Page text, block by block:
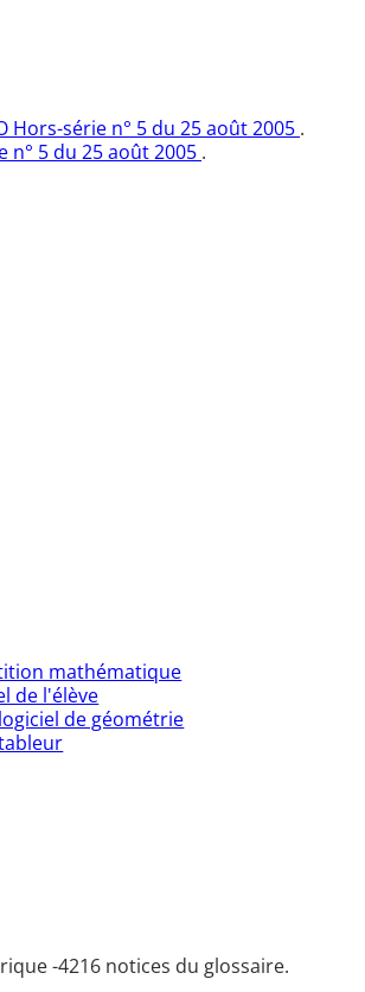
Hors-série n° 5 du 25 août 2005 .
n° 5 du 25 août 2005 .
mathématique
de l'élève
de géométrie
-4216 notices du glossaire.